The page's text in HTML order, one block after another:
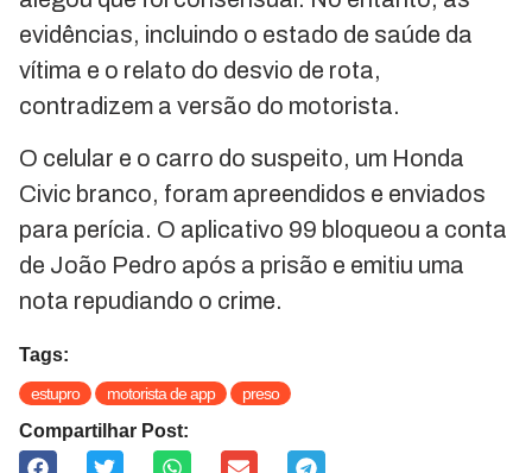
evidências, incluindo o estado de saúde da
vítima e o relato do desvio de rota,
contradizem a versão do motorista.
O celular e o carro do suspeito, um Honda
Civic branco, foram apreendidos e enviados
para perícia. O aplicativo 99 bloqueou a conta
de João Pedro após a prisão e emitiu uma
nota repudiando o crime.
Tags:
estupro motorista de app preso
Compartilhar Post: